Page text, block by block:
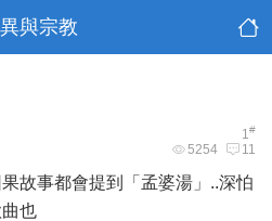
與宗教
1#
5254 11
故事都會提到「孟婆湯」..深怕
也